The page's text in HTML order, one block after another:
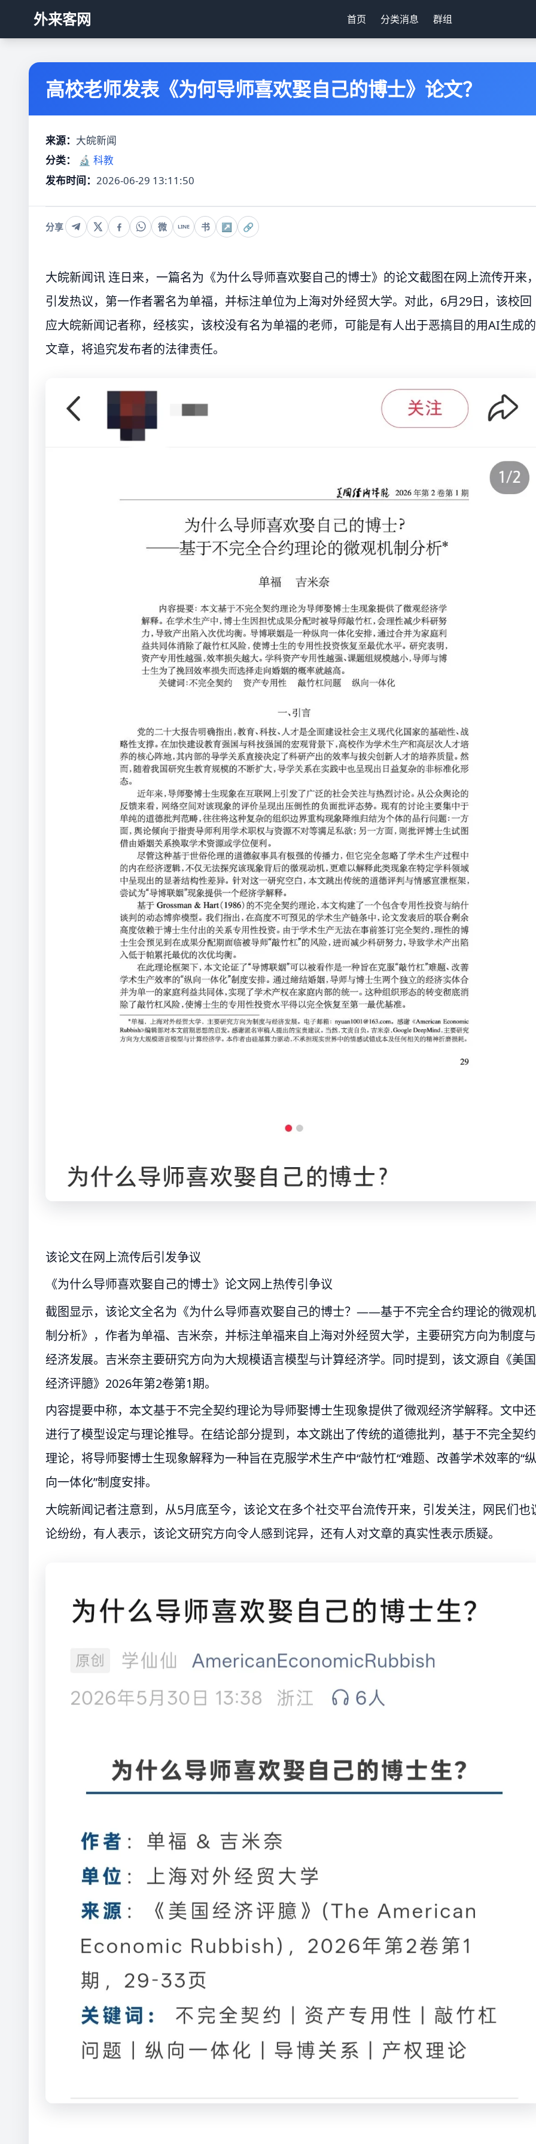
外来客网 首页 分类消息 群组
高校老师发表《为何导师喜欢娶自己的博士》论文？
来源： 大皖新闻
分类：
🔬 科教
发布时间： 2026-06-29 13:11:50
分享 微 LINE 书 ↗ 🔗
大皖新闻讯 连日来，一篇名为《为什么导师喜欢娶自己的博士》的论文截图在网上流传开来
引发热议，第一作者署名为单福，并标注单位为上海对外经贸大学。对此，6月29日，该校回
应大皖新闻记者称，经核实，该校没有名为单福的老师，可能是有人出于恶搞目的用AI生成的
文章，将追究发布者的法律责任。
该论文在网上流传后引发争议
《为什么导师喜欢娶自己的博士》论文网上热传引争议
截图显示，该论文全名为《为什么导师喜欢娶自己的博士？——基于不完全合约理论的微观机
制分析》，作者为单福、吉米奈，并标注单福来自上海对外经贸大学，主要研究方向为制度与
经济发展。吉米奈主要研究方向为大规模语言模型与计算经济学。同时提到，该文源自《美国
经济评臆》2026年第2卷第1期。
内容提要中称，本文基于不完全契约理论为导师娶博士生现象提供了微观经济学解释。文中还
进行了模型设定与理论推导。在结论部分提到，本文跳出了传统的道德批判，基于不完全契约
理论，将导师娶博士生现象解释为一种旨在克服学术生产中“敲竹杠“难题、改善学术效率的“纵
向一体化”制度安排。
大皖新闻记者注意到，从5月底至今，该论文在多个社交平台流传开来，引发关注，网民们也
论纷纷，有人表示，该论文研究方向令人感到诧异，还有人对文章的真实性表示质疑。